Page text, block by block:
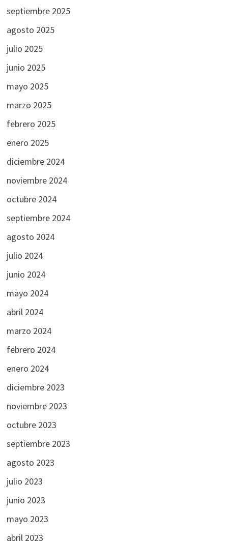
septiembre 2025
agosto 2025
julio 2025
junio 2025
mayo 2025
marzo 2025
febrero 2025
enero 2025
diciembre 2024
noviembre 2024
octubre 2024
septiembre 2024
agosto 2024
julio 2024
junio 2024
mayo 2024
abril 2024
marzo 2024
febrero 2024
enero 2024
diciembre 2023
noviembre 2023
octubre 2023
septiembre 2023
agosto 2023
julio 2023
junio 2023
mayo 2023
abril 2023